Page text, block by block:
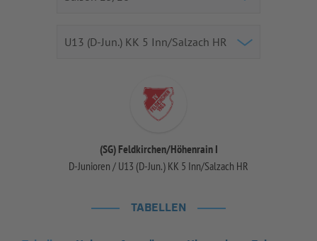
(SG) Feldkirchen/Höhenrain I
D-Junioren / U13 (D-Jun.) KK 5 Inn/Salzach HR
TABELLEN